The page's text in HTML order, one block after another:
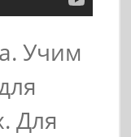
Учим
Для